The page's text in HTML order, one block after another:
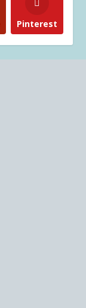
Pinterest